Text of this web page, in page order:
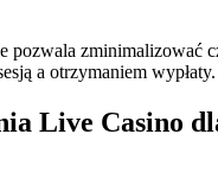
pozwala zminimalizować
a otrzymaniem wypłaty.
Live Casino